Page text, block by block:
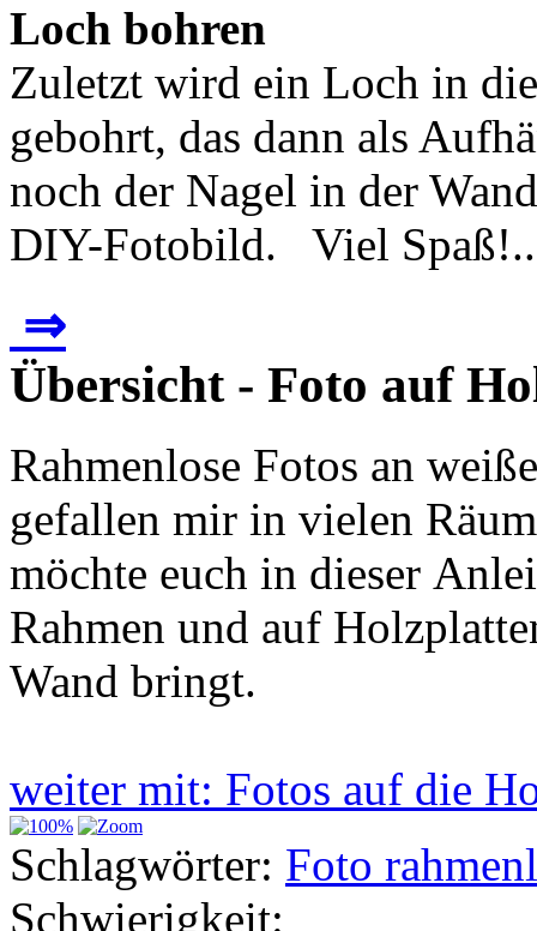
Loch bohren
Zuletzt wird ein Loch in
gebohrt, das dann als
noch der Nagel in der
DIY-Fotobild. Viel
⇒
Übersicht - Foto auf
Rahmenlose Fotos an
gefallen mir in vielen
möchte euch in dieser
Rahmen und auf
Wand bringt.
weiter mit: Fotos auf die
Schlagwörter: Foto
Schwierigkeit: